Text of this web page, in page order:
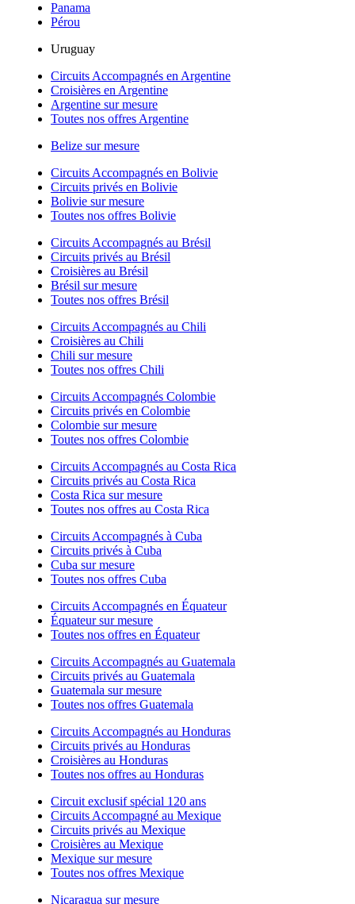
Panama
Pérou
Uruguay
Circuits Accompagnés en Argentine
Croisières en Argentine
Argentine sur mesure
Toutes nos offres Argentine
Belize sur mesure
Circuits Accompagnés en Bolivie
Circuits privés en Bolivie
Bolivie sur mesure
Toutes nos offres Bolivie
Circuits Accompagnés au Brésil
Circuits privés au Brésil
Croisières au Brésil
Brésil sur mesure
Toutes nos offres Brésil
Circuits Accompagnés au Chili
Croisières au Chili
Chili sur mesure
Toutes nos offres Chili
Circuits Accompagnés Colombie
Circuits privés en Colombie
Colombie sur mesure
Toutes nos offres Colombie
Circuits Accompagnés au Costa Rica
Circuits privés au Costa Rica
Costa Rica sur mesure
Toutes nos offres au Costa Rica
Circuits Accompagnés à Cuba
Circuits privés à Cuba
Cuba sur mesure
Toutes nos offres Cuba
Circuits Accompagnés en Équateur
Équateur sur mesure
Toutes nos offres en Équateur
Circuits Accompagnés au Guatemala
Circuits privés au Guatemala
Guatemala sur mesure
Toutes nos offres Guatemala
Circuits Accompagnés au Honduras
Circuits privés au Honduras
Croisières au Honduras
Toutes nos offres au Honduras
Circuit exclusif spécial 120 ans
Circuits Accompagné au Mexique
Circuits privés au Mexique
Croisières au Mexique
Mexique sur mesure
Toutes nos offres Mexique
Nicaragua sur mesure